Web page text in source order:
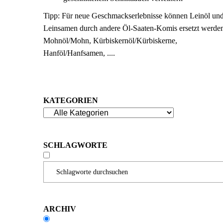
Tipp: Für neue Geschmackserlebnisse können Leinöl und
Leinsamen durch andere Öl-Saaten-Komis ersetzt
Mohnöl/Mohn, Kürbiskernöl/Kürbiskerne,
Hanföl/Hanfsamen, ....
KATEGORIEN
SCHLAGWORTE
Schlagworte durchsuchen
ARCHIV